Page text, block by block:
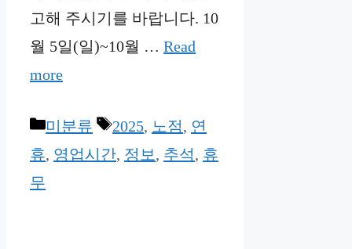
고해 주시기를 바랍니다. 10
월 5일(일)~10월 … Read
more
Categories
미분류 Tags
2025, 노점, 연
휴, 영업시간, 정보, 추석, 휴
무